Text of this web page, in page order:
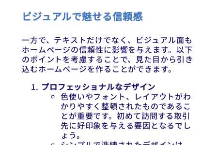
ビジュアルで魅せる信頼感
一方で、テキストだけでなく、ビジュアル面も
ホームページの信頼性に影響を与えます。以下
のポイントを考慮することで、見た目から引き
込むホームページを作ることができます。
プロフェッショナルなデザイン
色使いやフォント、レイアウトがわ
かりやすく整頓されたものであるこ
とが重要です。初めて訪問する取引
先に好印象を与える要因となるでし
ょう。